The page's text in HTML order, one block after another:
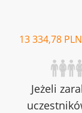
13 334,78 PLN
Jeżeli